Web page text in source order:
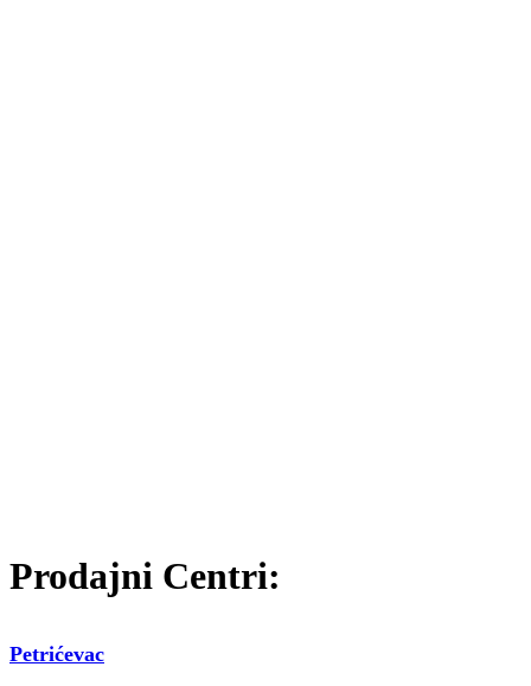
Prodajni Centri:
Petrićevac